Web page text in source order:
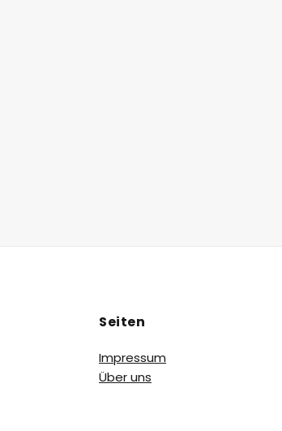
Seiten
Impressum
Über uns